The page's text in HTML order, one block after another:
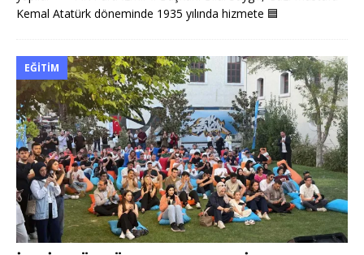
Kemal Atatürk döneminde 1935 yılında hizmete 🟦
EĞITIM